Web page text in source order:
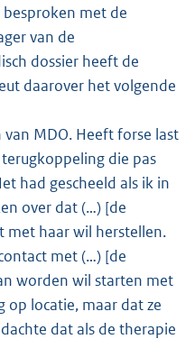
met de
van de
dossier heeft de
daarover het volgende
MDO. Heeft forse last
die pas
had gescheeld als ik in
over dat (…) [de
met haar wil herstellen.
met (…) [de
worden wil starten met
op locatie, maar dat ze
dat als de therapie